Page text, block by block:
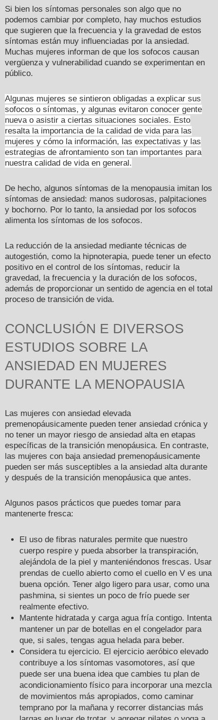
Si bien los síntomas personales son algo que no
podemos cambiar por completo, hay muchos estudios
que sugieren que la frecuencia y la gravedad de estos
síntomas están muy influenciadas por la ansiedad.
Muchas mujeres informan de que los sofocos causan
vergüenza y vulnerabilidad cuando se experimentan en
público.
Algunas mujeres se sintieron obligadas a explicar sus
sofocos o síntomas, y algunas evitaron conocer gente
nueva o asistir a ciertas situaciones sociales. Esto
resalta la importancia de la calidad de vida para las
mujeres y cómo la información, las expectativas y las
estrategias de afrontamiento son tan importantes para
nuestra calidad de vida en general.
De hecho, algunos síntomas de la menopausia imitan los
síntomas de ansiedad: manos sudorosas, palpitaciones
y bochorno. Por lo tanto, la ansiedad por los sofocos
alimenta los síntomas de los sofocos.
La reducción de la ansiedad mediante técnicas de
autogestión, como la hipnoterapia, puede tener un efecto
positivo en el control de los síntomas, reducir la
gravedad, la frecuencia y la duración de los sofocos,
además de proporcionar un sentido de agencia en el total
proceso de transición de vida.
CONCLUSIÓN E DIVERSOS
ESTUDIOS SOBRE LA
ANSIEDAD EN MUJERES
DURANTE LA MENOPAUSIA
Las mujeres con ansiedad elevada
premenopáusicamente pueden tener ansiedad crónica y
no tener un mayor riesgo de ansiedad alta en etapas
específicas de la transición menopáusica. En contraste,
las mujeres con baja ansiedad premenopáusicamente
pueden ser más susceptibles a la ansiedad alta durante
y después de la transición menopáusica que antes.
Algunos pasos prácticos que puedes tomar para
mantenerte fresca:
El uso de fibras naturales permite que nuestro
cuerpo respire y pueda absorber la transpiración,
alejándola de la piel y manteniéndonos frescas. Usar
prendas de cuello abierto como el cuello en V es una
buena opción. Tener algo ligero para usar, como una
pashmina, si sientes un poco de frío puede ser
realmente efectivo.
Mantente hidratada y carga agua fría contigo. Intenta
mantener un par de botellas en el congelador para
que, si sales, tengas agua helada para beber.
Considera tu ejercicio. El ejercicio aeróbico elevado
contribuye a los síntomas vasomotores, así que
puede ser una buena idea que cambies tu plan de
acondicionamiento físico para incorporar una mezcla
de movimientos más apropiados, como caminar
temprano por la mañana y recorrer distancias más